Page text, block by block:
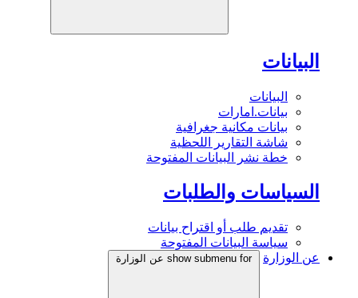
البيانات
البيانات
بيانات.امارات
بيانات مكانية جغرافية
شاشة التقارير اللحظية
خطة نشر البيانات المفتوحة
السياسات والطلبات
تقديم طلب أو اقتراح بيانات
سياسة البيانات المفتوحة
عن الوزارة
show submenu for عن الوزارة